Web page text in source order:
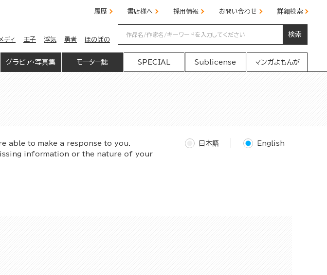
履歴 書店様へ 採用情報 お問い合わせ 詳細検索
ディ 王子 浮気 勇者 ほのぼの
検索
グラビア・写真集 モーター誌 SPECIAL Sublicense マンガよもんが
able to make a response to you.
information or the nature of your
日本語 English